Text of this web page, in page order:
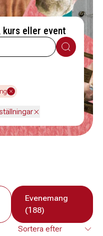
eller event
Sök
Evenemang
(188)